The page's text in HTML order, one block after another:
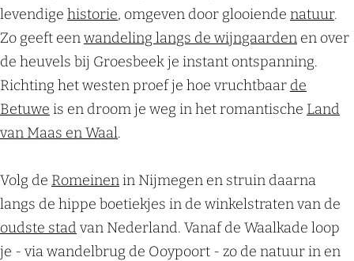
levendige historie, omgeven door glooiende natuur.
Zo geeft eenwandeling langs de wijngaarden en over
de heuvels bij Groesbeek je instant ontspanning.
Richting het westen proef je hoe vruchtbaar de
Betuwe is en droom je weg in het romantische Land
van Maas en Waal.
Volg de Romeinenin Nijmegen en struin daarna
langs de hippe boetiekjes in de winkelstraten van de
oudste stad van Nederland. Vanaf de Waalkade loop
je - via wandelbrug de Ooypoort - zo de natuur in en